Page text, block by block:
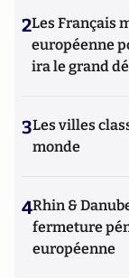
2Les Français
européenne
ira le grand
3Les villes
monde
4Rhin &
fermeture
européenne